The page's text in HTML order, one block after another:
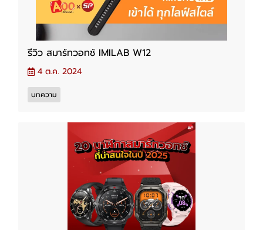
รีวิว สมาร์ทวอทช์ IMILAB W12
4 ต.ค. 2024
บทความ